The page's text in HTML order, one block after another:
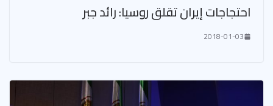
احتجاجات إيران تقلق روسيا: رائد جبر
2018-01-03